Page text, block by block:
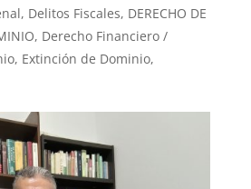
, Delitos Fiscales, DERECHO DE
, Derecho Financiero /
, Extinción de Dominio,